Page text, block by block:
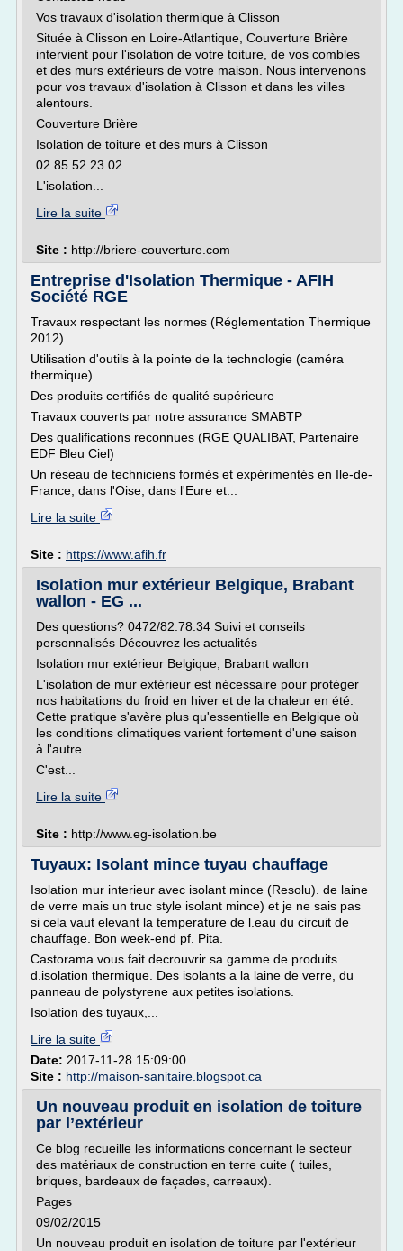
Vos travaux d'isolation thermique à Clisson
Située à Clisson en Loire-Atlantique, Couverture Brière
intervient pour l'isolation de votre toiture, de vos combles
et des murs extérieurs de votre maison. Nous intervenons
pour vos travaux d'isolation à Clisson et dans les villes
alentours.
Couverture Brière
Isolation de toiture et des murs à Clisson
02 85 52 23 02
L'isolation...
Lire la suite
Site : http://briere-couverture.com
Entreprise d'Isolation Thermique - AFIH
Société RGE
Travaux respectant les normes (Réglementation Thermique
2012)
Utilisation d'outils à la pointe de la technologie (caméra
thermique)
Des produits certifiés de qualité supérieure
Travaux couverts par notre assurance SMABTP
Des qualifications reconnues (RGE QUALIBAT, Partenaire
EDF Bleu Ciel)
Un réseau de techniciens formés et expérimentés en Ile-de-
France, dans l'Oise, dans l'Eure et...
Lire la suite
Site : https://www.afih.fr
Isolation mur extérieur Belgique, Brabant
wallon - EG ...
Des questions? 0472/82.78.34 Suivi et conseils
personnalisés Découvrez les actualités
Isolation mur extérieur Belgique, Brabant wallon
L'isolation de mur extérieur est nécessaire pour protéger
nos habitations du froid en hiver et de la chaleur en été.
Cette pratique s'avère plus qu'essentielle en Belgique où
les conditions climatiques varient fortement d'une saison
à l'autre.
C'est...
Lire la suite
Site : http://www.eg-isolation.be
Tuyaux: Isolant mince tuyau chauffage
Isolation mur interieur avec isolant mince (Resolu). de laine
de verre mais un truc style isolant mince) et je ne sais pas
si cela vaut elevant la temperature de l.eau du circuit de
chauffage. Bon week-end pf. Pita.
Castorama vous fait decrouvrir sa gamme de produits
d.isolation thermique. Des isolants a la laine de verre, du
panneau de polystyrene aux petites isolations.
Isolation des tuyaux,...
Lire la suite
Date: 2017-11-28 15:09:00
Site : http://maison-sanitaire.blogspot.ca
Un nouveau produit en isolation de toiture
par l’extérieur
Ce blog recueille les informations concernant le secteur
des matériaux de construction en terre cuite ( tuiles,
briques, bardeaux de façades, carreaux).
Pages
09/02/2015
Un nouveau produit en isolation de toiture par l'extérieur